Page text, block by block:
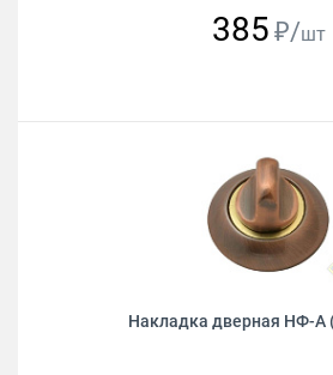
385 ₽/шт
Накладка дверная НФ-А